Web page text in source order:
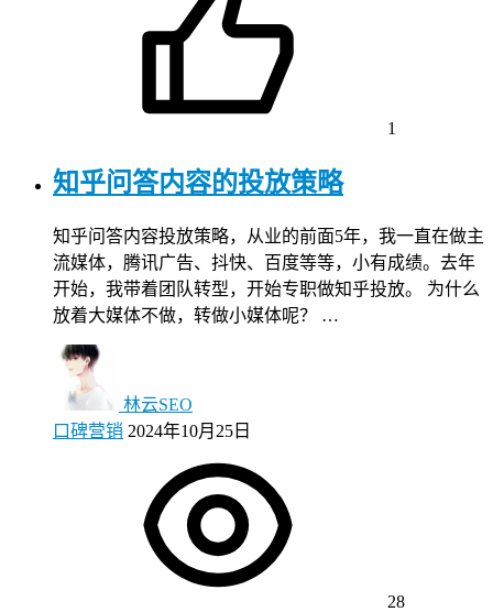
1
知乎问答内容的投放策略
知乎问答内容投放策略，从业的前面5年，我一直在做主
流媒体，腾讯广告、抖快、百度等等，小有成绩。去年
开始，我带着团队转型，开始专职做知乎投放。 为什么
放着大媒体不做，转做小媒体呢？ …
林云SEO
口碑营销 2024年10月25日
28